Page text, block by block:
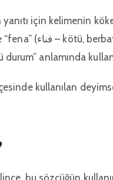
için kelimenin
anlamında
kullanılan
bu sözcüğün